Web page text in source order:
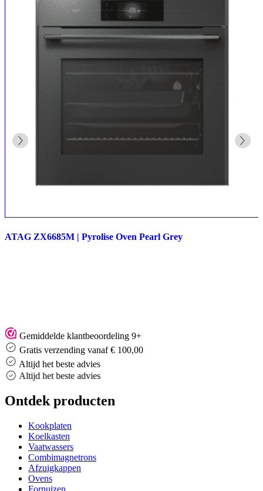
ATAG ZX6685M | Pyrolise Oven Pearl Grey
Gemiddelde klantbeoordeling 9+
Gratis verzending vanaf € 100,00
Altijd het beste advies
Altijd het beste advies
Ontdek producten
Kookplaten
Koelkasten
Vaatwassers
Combimagnetrons
Afzuigkappen
Ovens
Fornuizen